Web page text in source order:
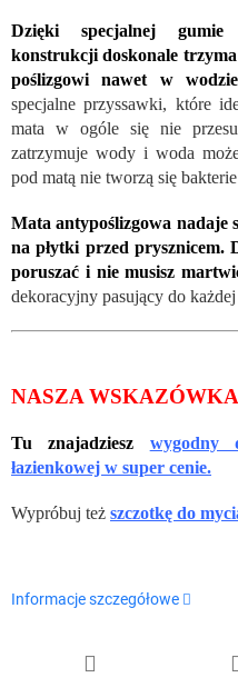
Dzięki specjalnej
konstrukcji doskonale trzyma
poślizgowi nawet w
specjalne przyssawki, które
mata w ogóle się nie
zatrzymuje wody i woda
pod matą nie tworzą się
Mata antypoślizgowa nadaje
na płytki przed prysznicem.
poruszać i nie musisz
dekoracyjny pasujący do każdej
NASZA WSKAZÓWKA
Tu znajadziesz
wygodny
łazienkowej w super cenie.
Wypróbuj też szczotkę do
Informacje szczegółowe